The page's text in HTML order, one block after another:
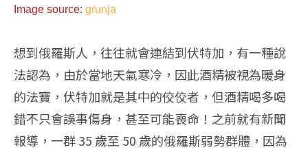
Image source: grunja
想到俄羅斯人，往往就會連結到伏特加，有一種說
法認為，由於當地天氣寒冷，因此酒精被視為暖身
的法寶，伏特加就是其中的佼佼者，但酒精喝多喝
錯不只會誤事傷身，甚至可能喪命！之前就有新聞
報導，一群 35 歲至 50 歲的俄羅斯弱勢群體，因為